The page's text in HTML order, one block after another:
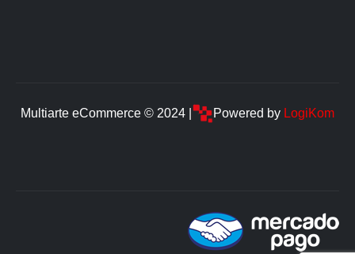
Multiarte eCommerce © 2024 | Powered by LogiKom